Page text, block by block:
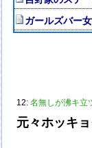
ガールズバー
12:名無しが沸キ立
元々ホッキ